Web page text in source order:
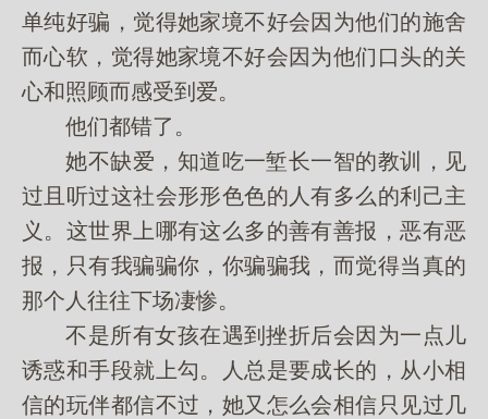
单纯好骗，觉得她家境不好会因为他们的施舍
而心软，觉得她家境不好会因为他们口头的关
心和照顾而感受到爱。
他们都错了。
她不缺爱，知道吃一堑长一智的教训，见
过且听过这社会形形色色的人有多么的利己主
义。这世界上哪有这么多的善有善报，恶有恶
报，只有我骗骗你，你骗骗我，而觉得当真的
那个人往往下场凄惨。
不是所有女孩在遇到挫折后会因为一点儿
诱惑和手段就上勾。人总是要成长的，从小相
信的玩伴都信不过，她又怎么会相信只见过几